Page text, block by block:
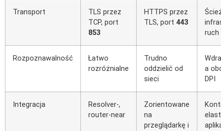
Transport
TLS przez
TCP, port
853
HTTPS przez
TLS, port 443
ruch
Rozpoznawalność
Łatwo
rozróżnialne
Trudno
oddzielić od
sieci
a
DPI
Integracja
Resolver-,
router-near
Zorientowane
na
przeglądarkę i